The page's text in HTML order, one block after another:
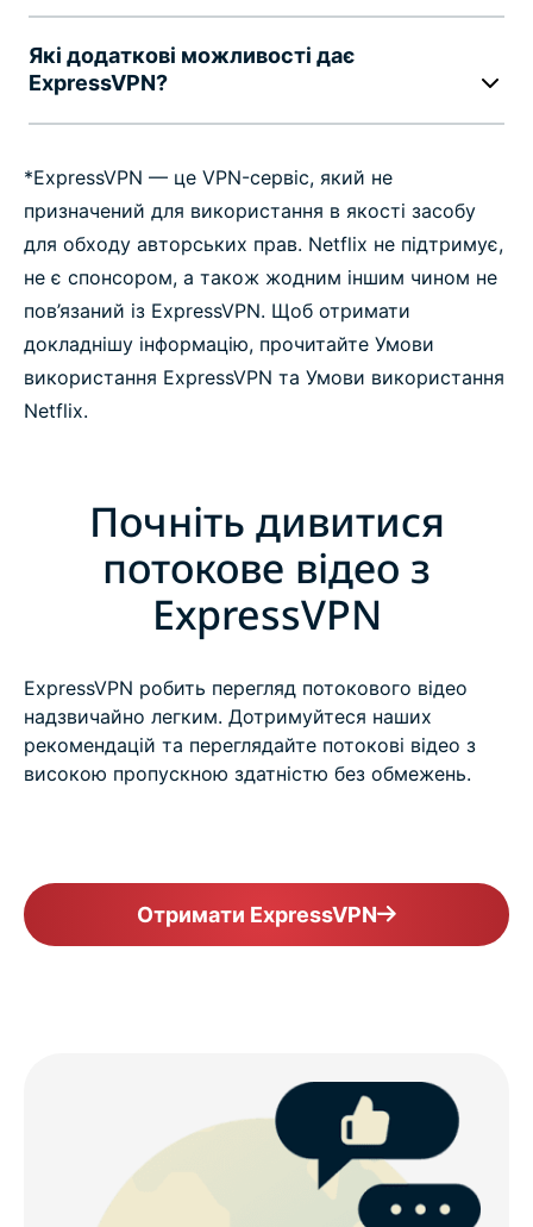
Які додаткові можливості дає
ExpressVPN?
*ExpressVPN — це VPN-сервіс, який не
призначений для використання в якості засобу
для обходу авторських прав. Netflix не підтримує,
не є спонсором, а також жодним іншим чином не
пов’язаний із ExpressVPN. Щоб отримати
докладнішу інформацію, прочитайте Умови
використання ExpressVPN та Умови використання
Netflix.
Почніть дивитися
потокове відео з
ExpressVPN
ExpressVPN робить перегляд потокового відео
надзвичайно легким. Дотримуйтеся наших
рекомендацій та переглядайте потокові відео з
високою пропускною здатністю без обмежень.
Отримати ExpressVPN